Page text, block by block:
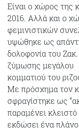
Είναι ο χώρος
2016. Αλλά και ο
φεμινιστικών
υψώθηκε ως
δολοφονία του
ζύμωσης μεγάλου
κομματιού του
Με πρόσχημα τον
σφραγίστηκε ως
παραμένει
εκδώσει ένα πλάνο